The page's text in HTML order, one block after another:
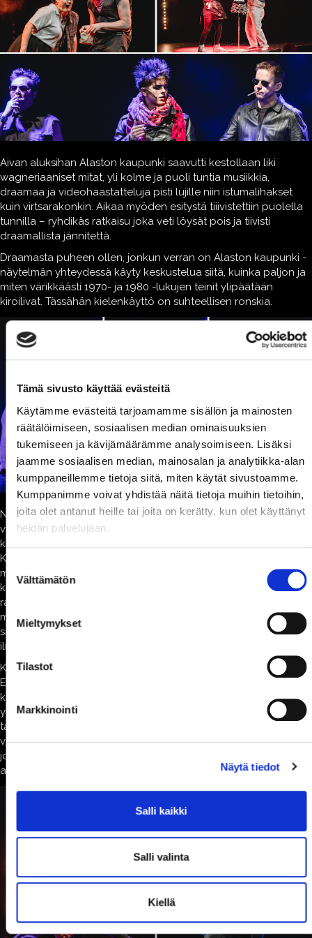
Tämä sivusto käyttää evästeitä
Käytämme evästeitä tarjoamamme sisällön ja mainosten
räätälöimiseen, sosiaalisen median ominaisuuksien
tukemiseen ja kävijämäärämme analysoimiseen. Lisäksi
jaamme sosiaalisen median, mainosalan ja analytiikka-alan
kumppaneillemme tietoja siitä, miten käytät sivustoamme.
Kumppanimme voivat yhdistää näitä tietoja muihin tietoihin,
joita olet antanut heille tai joita on kerätty, kun olet käyttänyt
heidän palvelujaan.
Suostumuksen
valinta
Välttämätön
Mieltymykset
Tilastot
Markkinointi
Näytä tiedot
Salli kaikki
Salli valinta
Kiellä
​​​​​​​Aivan aluksihan Alaston kaupunki saavutti kestollaan liki
wagneriaaniset mitat, yli kolme ja puoli tuntia musiikkia,
draamaa ja videohaastatteluja pisti lujille niin istumalihakset
kuin virtsarakonkin. Aikaa myöden esitystä tiiivistettiin puolella
tunnilla – ryhdikäs ratkaisu joka veti löysät pois ja tiivisti
draamallista jännitettä.
Draamasta puheen ollen, jonkun verran on Alaston kaupunki -
näytelmän yhteydessä käyty keskustelua siitä, kuinka paljon ja
miten värikkäästi 1970- ja 1980 -lukujen teinit ylipäätään
kiroilivat. Tässähän kielenkäyttö on suhteellisen ronskia.
​​​​​​​No, kuka mitenkin. Oma hatara muistikuvani on, että varsinkin
vanhempien ihmisten edessä oltiin vähän vieraskoreita eikä
kaikkea mitä sylki suuhun toi singottu ilmoille ääneen.
Kaveriporukassa keskenään melko rehvakkaastikin loinneltiin,
mutta lähinnä käytettiin sielunvihollisen eri nimistä koostuvaa
kansanperinnettä. Vitun huutaminen jätettiin niihin
raivokohtauksiin, jolloin tuntui että järki jäätyi, sielu hyytyi eikä
millään ollut enää mitään väliä. Myös sormen litistyessä oven
saranoiden väliin oli (ja on) "vittuperkele" täysin adekvaatti
ilmaisu.
Käytäntö on silti varmaan vaihdellut porukasta toiseen.
Erilaisten ihmisryhmien omaksumat ryhmän sisäiset
käyttäytymismuodot ovat kirjavia kuin tilkkutäkki ja niiden
yleiskaava on parhaimmillaankin sangen viitteellinen. Siksi
takavuosikymmenistä kertovan näytelmän tekstiä luodessa voi
vain ja ainoastaan pyrkiä luomaan ajankuvaa niin kuin se
joissakin, jo hiukan himmenevissä muistikuvissa ja
aikalaisteksteissä ilmenee.